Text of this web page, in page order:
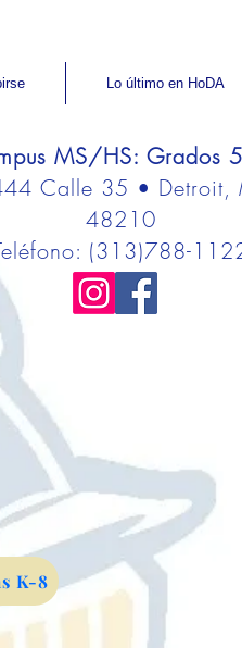
Lo último en HoDA
MS/HS: Grados
Calle 35 • Detroit,
48210
(313)788-
K-8